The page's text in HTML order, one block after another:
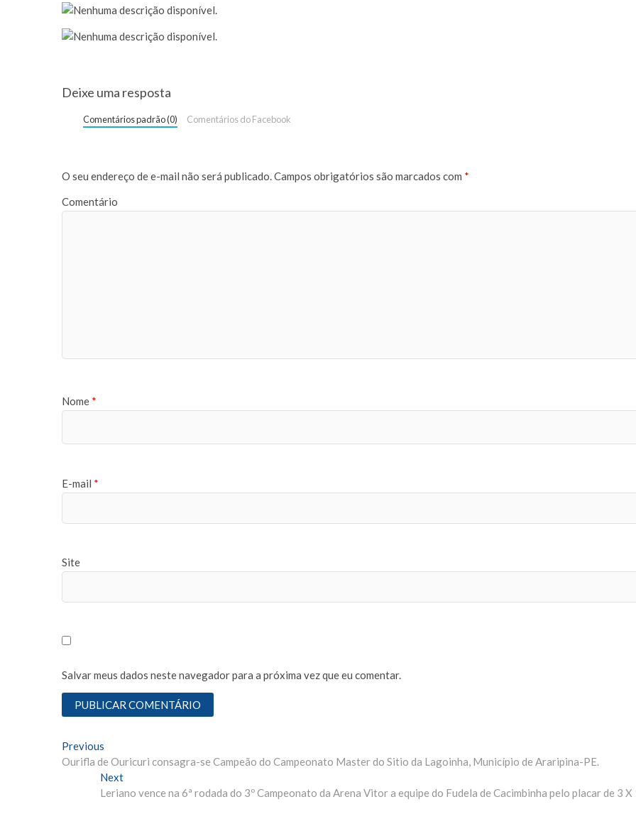
Deixe uma resposta
Comentários padrão (0) Comentários do Facebook
O seu endereço de e-mail não será publicado.Campos obrigatórios são marcados com *
Comentário
Nome *
E-mail *
Site
Salvar meus dados neste navegador para a próxima vez que eu comentar.
N
a
Previous
r
e
v
Ourifla de Ouricuri consagra-se Campeão do Campeonato Master do Sitio da Lagoinha, Município de Araripina-PE.
Next
e
Leriano vence na 6ª rodada do 3º Campeonato da Arena Vitor a equipe do Fudela de Cacimbinha pelo placar de 3 X